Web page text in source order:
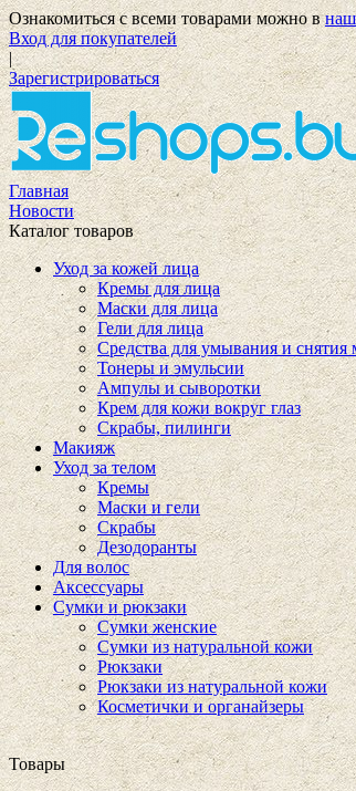
Ознакомиться с всеми товарами можно в
Вход для покупателей
|
Зарегистрироваться
Главная
Новости
Каталог товаров
Уход за кожей лица
Кремы для лица
Маски для лица
Гели для лица
Средства для умывания и снятия
Тонеры и эмульсии
Ампулы и сыворотки
Крем для кожи вокруг глаз
Скрабы, пилинги
Макияж
Уход за телом
Кремы
Маски и гели
Скрабы
Дезодоранты
Для волос
Аксессуары
Сумки и рюкзаки
Сумки женские
Сумки из натуральной кожи
Рюкзаки
Рюкзаки из натуральной кожи
Косметички и органайзеры
Товары